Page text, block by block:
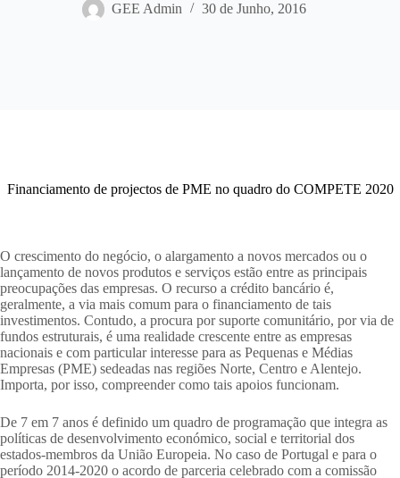
GEE Admin 30 de Junho, 2016
Financiamento de projectos de PME no quadro do COMPETE 2020
O crescimento do negócio, o alargamento a novos mercados ou o
lançamento de novos produtos e serviços estão entre as principais
preocupações das empresas. O recurso a crédito bancário é,
geralmente, a via mais comum para o financiamento de tais
investimentos. Contudo, a procura por suporte comunitário, por via de
fundos estruturais, é uma realidade crescente entre as empresas
nacionais e com particular interesse para as Pequenas e Médias
Empresas (PME) sedeadas nas regiões Norte, Centro e Alentejo.
Importa, por isso, compreender como tais apoios funcionam.
De 7 em 7 anos é definido um quadro de programação que integra as
políticas de desenvolvimento económico, social e territorial dos
estados-membros da União Europeia. No caso de Portugal e para o
período 2014-2020 o acordo de parceria celebrado com a comissão